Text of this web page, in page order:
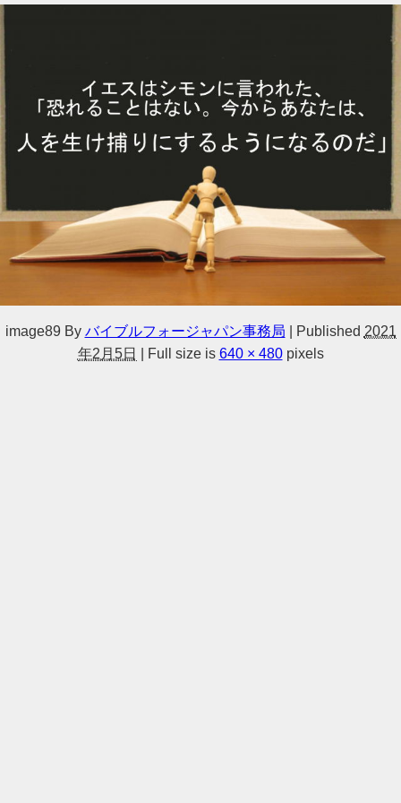
image89 By バイブルフォージャパン事務局 Published 2021
年2月5日
Full size is 640 × 480pixels